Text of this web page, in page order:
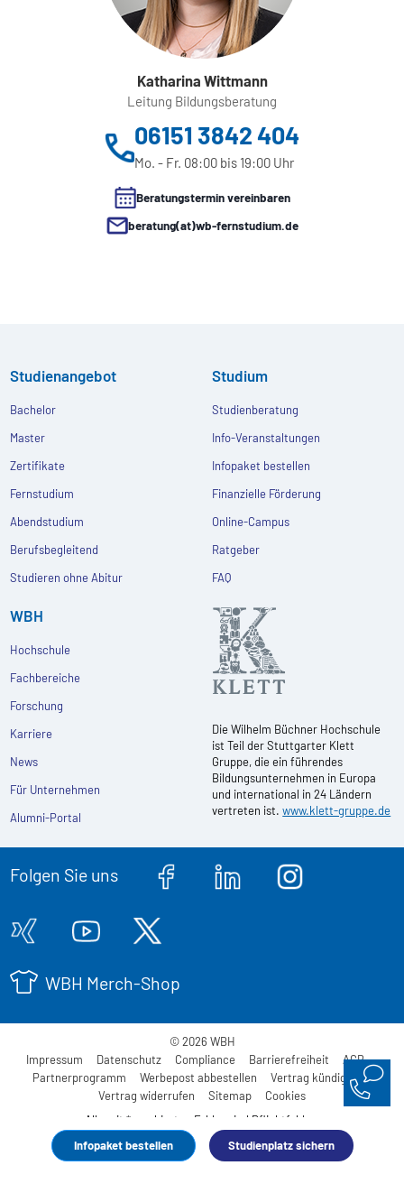
Infopaket bestellen Studienplatz sichern
Katharina Wittmann
Leitung Bildungsberatung
06151 3842 404
Mo. - Fr. 08:00 bis 19:00 Uhr
Beratungstermin vereinbaren
beratung(at)wb-fernstudium.de
Studienangebot
Bachelor
Master
Zertifikate
Fernstudium
Abendstudium
Berufsbegleitend
Studieren ohne Abitur
Studium
Studienberatung
Info-Veranstaltungen
Infopaket bestellen
Finanzielle Förderung
Online-Campus
Ratgeber
FAQ
WBH
Hochschule
Fachbereiche
Forschung
Karriere
News
Für Unternehmen
Alumni-Portal
Die Wilhelm Büchner Hochschule
ist Teil der Stuttgarter Klett
Gruppe, die ein führendes
Bildungsunternehmen in Europa
und international in 24 Ländern
vertreten ist.www.klett-gruppe.de
Folgen Sie uns
WBH Merch-Shop
© 2026 WBH
Impressum
Datenschutz Compliance Barrierefreiheit
AGB
Partnerprogramm
Werbepost abbestellen
Vertrag kündigen
Vertrag widerrufen
Sitemap
Cookies
Alle mit * markierten Felder sind Pflichtfelder.
Made with by WBH